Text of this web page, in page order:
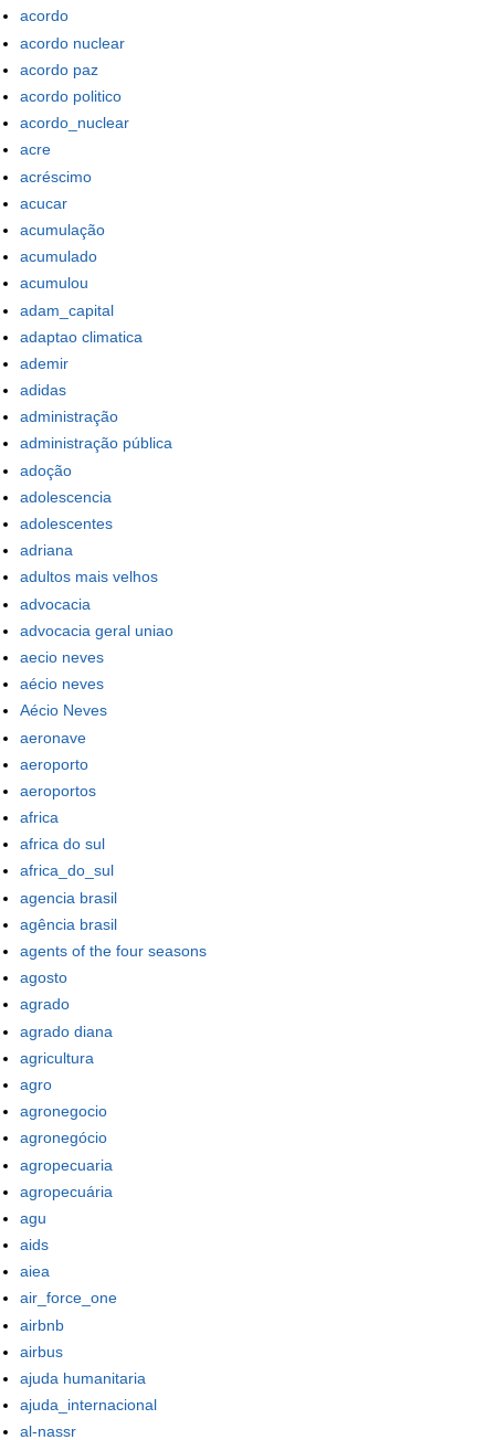
acordo
acordo nuclear
acordo paz
acordo politico
acordo_nuclear
acre
acréscimo
acucar
acumulação
acumulado
acumulou
adam_capital
adaptao climatica
ademir
adidas
administração
administração pública
adoção
adolescencia
adolescentes
adriana
adultos mais velhos
advocacia
advocacia geral uniao
aecio neves
aécio neves
Aécio Neves
aeronave
aeroporto
aeroportos
africa
africa do sul
africa_do_sul
agencia brasil
agência brasil
agents of the four seasons
agosto
agrado
agrado diana
agricultura
agro
agronegocio
agronegócio
agropecuaria
agropecuária
agu
aids
aiea
air_force_one
airbnb
airbus
ajuda humanitaria
ajuda_internacional
al-nassr